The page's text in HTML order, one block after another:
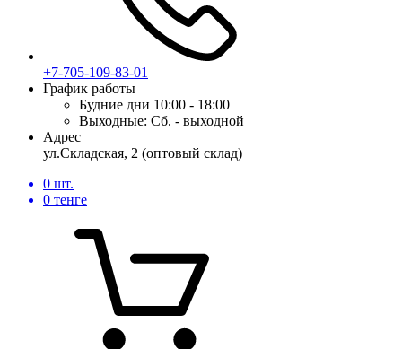
+7-705-109-83-01
График работы
Будние дни 10:00 - 18:00
Выходные: Сб. - выходной
Адрес
ул.Складская, 2 (оптовый склад)
0 шт.
0 тенге